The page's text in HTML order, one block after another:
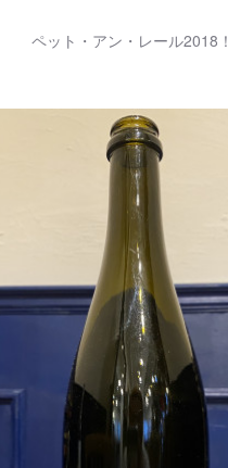
ペット・アン・レール2018！